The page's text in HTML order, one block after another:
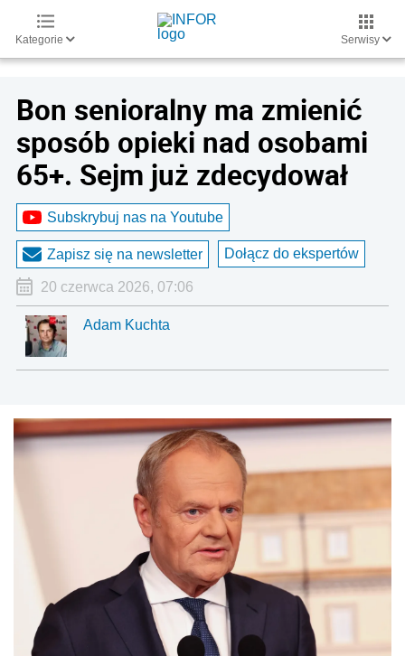
Kategorie Serwisy
Bon senioralny ma zmienić
sposób opieki nad osobami
65+. Sejm już zdecydował
Subskrybuj nas na Youtube
Zapisz się na newsletter Dołącz do ekspertów
20 czerwca 2026, 07:06
Adam Kuchta